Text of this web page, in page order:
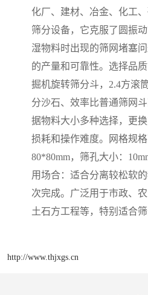
化厂、建材、冶金、化工
筛分设备，它克服了圆振
湿物料时出现的筛网堵塞
的产量和可靠性。选择品
掘机旋转筛分斗，2.4方滚
分沙石、效率比普通筛网
据物料大小多种选择，更
损耗和操作难度。网格规
80*80mm，筛孔大小：
用场合：适合分离较松软
次完成。广泛用于市政、
土石方工程等，特别适合
http://www.thjxgs.cn